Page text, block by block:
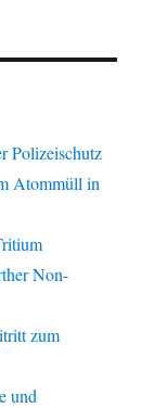
Polizeischutz
Atommüll in
Non-
zum
und